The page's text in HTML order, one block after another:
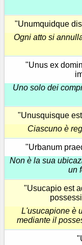
"Unumquidque
Ogni atto si
"Unus ex
Uno solo dei
"Unusquisque
Ciascuno è
"Urbanum
Non è la sua
un
"Usucapio est
L'usucapione è
mediante il